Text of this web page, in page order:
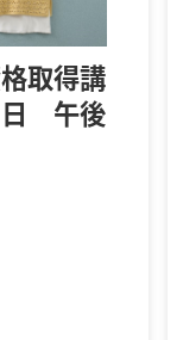
取得講
日 午後